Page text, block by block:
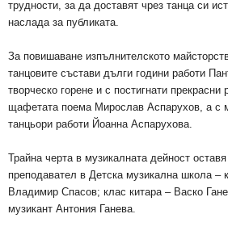
трудности, за да доставят чрез танца си
наслада за публиката.
За повишаване изпълнителското
танцовите състави дълги години работи
творческо горене и с постигнати прекрасни
щафетата поема Мирослав Аспарухов, а с
танцьори работи Йоанна Аспарухова.
Трайна черта в музикалната дейност
преподавател в Детска музикална школа –
Владимир Спасов; клас китара – Васко
музикант Антония Ганева.